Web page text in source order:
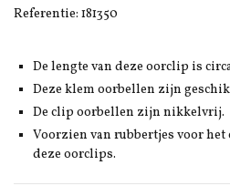
Referentie: 181350
De lengte van deze oorclip is
Deze klem oorbellen zijn
De clip oorbellen zijn nikkelvrij.
Voorzien van rubbertjes voor
deze oorclips.